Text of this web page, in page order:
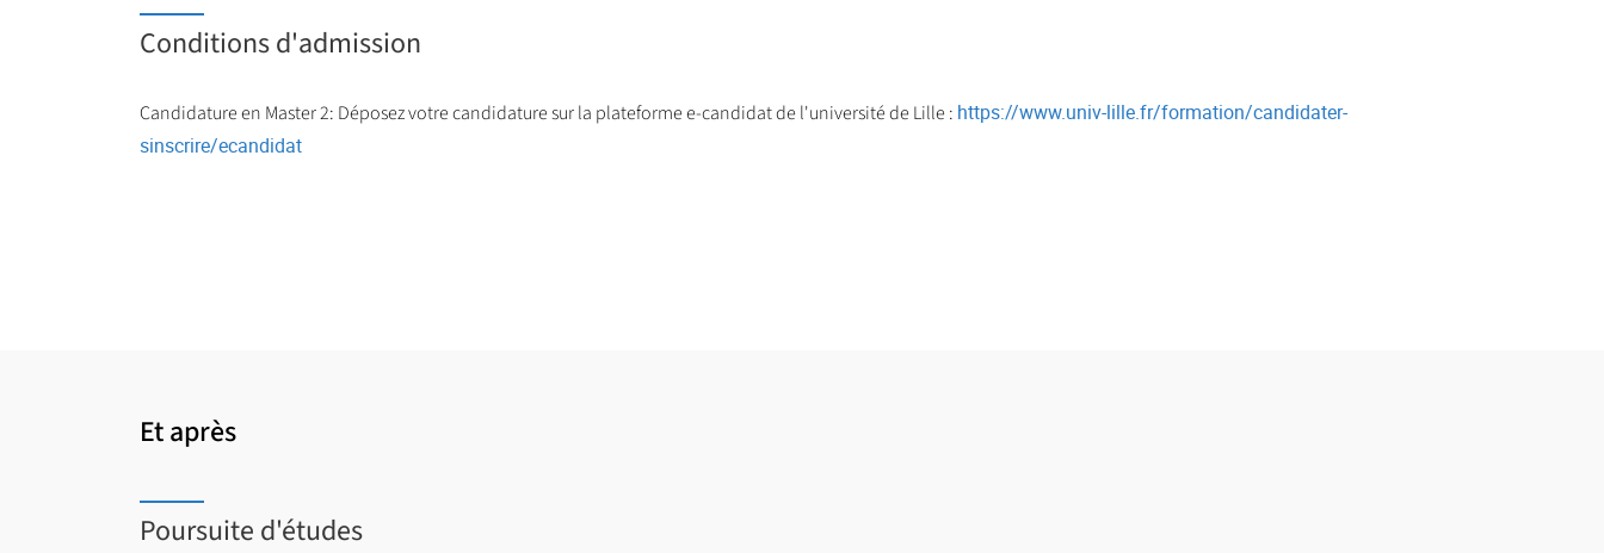
Conditions d'admission
Candidature en Master 2: Déposez votre candidature sur la plateforme e-candidat de l'université de Lille : https://www.univ-lille.fr/formation/candidater-
sinscrire/ecandidat
Et après
Poursuite d'études